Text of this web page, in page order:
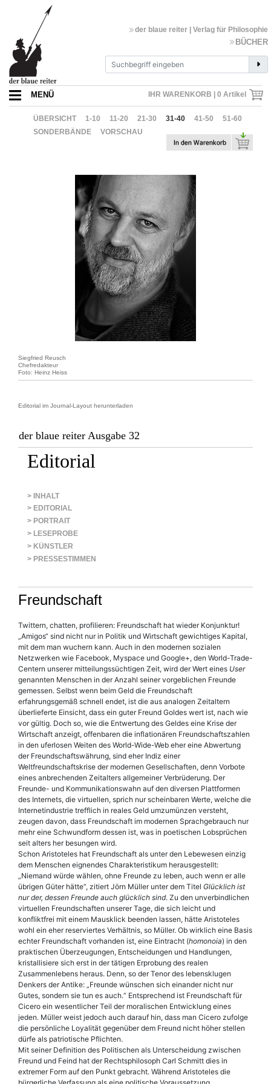
IHR WARENKORB | 0 Artikel
der blaue reiter | Verlag für Philosophie
BÜCHER
MENÜ
ÜBERSICHT 1-10 11-20 21-30 31-40 41-50
51-60
SONDERBÄNDE
VORSCHAU
Siegfried Reusch
Chefredakteur
Foto: Heinz Heiss
Editorial im Journal-Layout herunterladen
der blaue reiter Ausgabe 32
Editorial
> INHALT
> EDITORIAL
> PORTRAIT
> LESEPROBE
> KÜNSTLER
> PRESSESTIMMEN
Freundschaft
Twittern, chatten, profilieren: Freundschaft hat wieder Konjunktur!
„Amigos“ sind nicht nur in Politik und Wirtschaft gewichtiges Kapital,
mit dem man wuchern kann. Auch in den modernen sozialen
Netzwerken wie Facebook, Myspace und Google+, den World-Trade-
Centern unserer mitteilungssüchtigen Zeit, wird der Wert eines User
genannten Menschen in der Anzahl seiner vorgeblichen Freunde
gemessen. Selbst wenn beim Geld die Freundschaft
erfahrungsgemäß schnell endet, ist die aus analogen Zeitaltern
überlieferte Einsicht, dass ein guter Freund Goldes wert ist, nach wie
vor gültig. Doch so, wie die Entwertung des Geldes eine Krise der
Wirtschaft anzeigt, offenbaren die inflationären Freundschaftszahlen
in den uferlosen Weiten des World-Wide-Web eher eine Abwertung
der Freundschaftswährung, sind eher Indiz einer
Weltfreundschaftskrise der modernen Gesellschaften, denn Vorbote
eines anbrechenden Zeitalters allgemeiner Verbrüderung. Der
Freunde- und Kommunikationswahn auf den diversen Plattformen
des Internets, die virtuellen, sprich nur scheinbaren Werte, welche die
Internetindustrie trefflich in reales Geld umzumünzen versteht,
zeugen davon, dass Freundschaft im modernen Sprachgebrauch nur
mehr eine Schwundform dessen ist, was in poetischen Lobsprüchen
seit alters her besungen wird.
Schon Aristoteles hat Freundschaft als unter den Lebewesen einzig
dem Menschen eignendes Charakteristikum herausgestellt:
„Niemand würde wählen, ohne Freunde zu leben, auch wenn er alle
übrigen Güter hätte“, zitiert Jörn Müller unter dem Titel Glücklich ist
nur der, dessen Freunde auch glücklich sind. Zu den unverbindlichen
virtuellen Freundschaften unserer Tage, die sich leicht und
konfliktfrei mit einem Mausklick beenden lassen, hätte Aristoteles
wohl ein eher reserviertes Verhältnis, so Müller. Ob wirklich eine Basis
echter Freundschaft vorhanden ist, eine Eintracht (homonoia) in den
praktischen Überzeugungen, Entscheidungen und Handlungen,
kristallisiere sich erst in der tätigen Erprobung des realen
Zusammenlebens heraus. Denn, so der Tenor des lebensklugen
Denkers der Antike: „Freunde wünschen sich einander nicht nur
Gutes, sondern sie tun es auch.“ Entsprechend ist Freundschaft für
Cicero ein wesentlicher Teil der moralischen Entwicklung eines
jeden. Müller weist jedoch auch darauf hin, dass man Cicero zufolge
die persönliche Loyalität gegenüber dem Freund nicht höher stellen
dürfe als patriotische Pflichten.
Mit seiner Definition des Politischen als Unterscheidung zwischen
Freund und Feind hat der Rechtsphilosoph Carl Schmitt dies in
extremer Form auf den Punkt gebracht. Während Aristoteles die